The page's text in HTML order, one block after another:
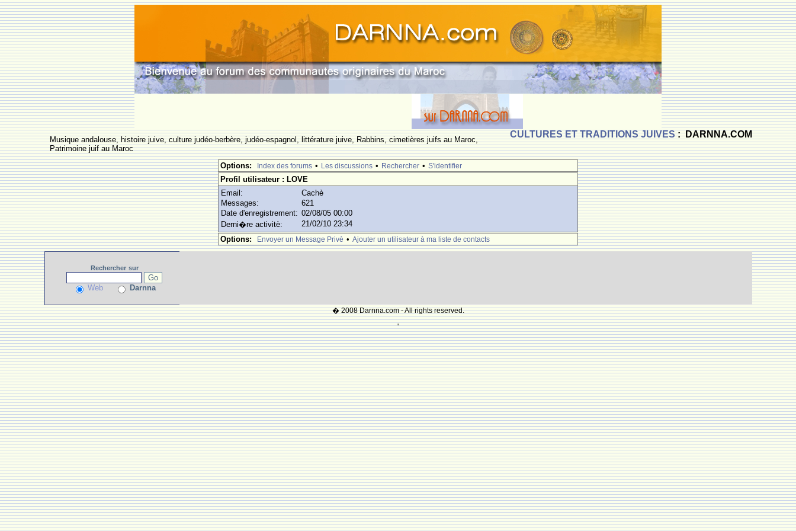
CULTURES ET TRADITIONS JUIVES: DARNNA.COM
Musique andalouse, histoire juive, culture judéo-berbère, judéo-espagnol, littérature juive, Rabbins, cimetières juifs au Maroc,
Patrimoine juif au Maroc
Options:
Index des forums • Les discussions • Rechercher • S'identifier
Profil utilisateur : LOVE
Email:
Cachè
Messages:
621
Date d'enregistrement: 02/08/05 00:00
Derni�re activitè:
21/02/10 23:34
Options:
Envoyer un Message Privè • Ajouter un utilisateur à ma liste de contacts
Rechercher sur
Web Darnna
� 2008 Darnna.com - All rights reserved.
'